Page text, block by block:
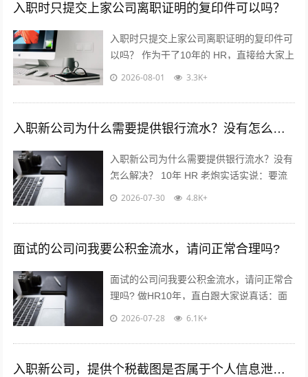
入职时只提交上家公司离职证明的复印件可以吗？
入职时只提交上家公司离职证明的复印件可
以吗？ 作为干了10年的 HR，直接给大家上
干货，不绕弯子！ 答案：分情况，但大概
2026-08-01 3.3K+
入职新公司为什么需要提供银行流水？没有怎么解决？
入职新公司为什么需要提供银行流水？没有
怎么解决？ 10年 HR 老炮实话实说：要流
水真不是公司故意刁难你！? 核心就3点：
2026-07-30 4.8K+
面试的公司问我要公积金流水，请问正常合理吗?
面试的公司问我要公积金流水，请问正常合
理吗? 做HR10年，直白跟大家说真话：面
试要公积金流水，很常见，但不是必须！不
2026-07-28 6.1K+
入职新公司，提供个税截图是否属于个人信息泄露？